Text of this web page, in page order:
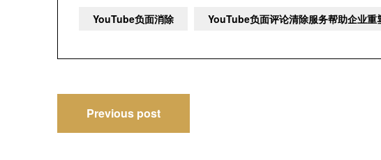
YouTube负面消除 YouTube负面评论清除服务帮助企业重
章
Previous post